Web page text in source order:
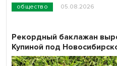
общество 05.08.2026
Рекордный баклажан
Купиной под